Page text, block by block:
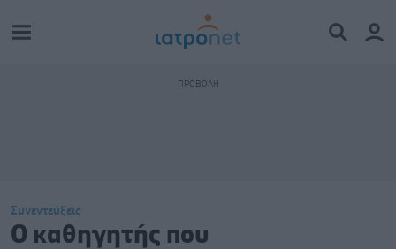
Συνεντεύξεις
Ο καθηγητής που